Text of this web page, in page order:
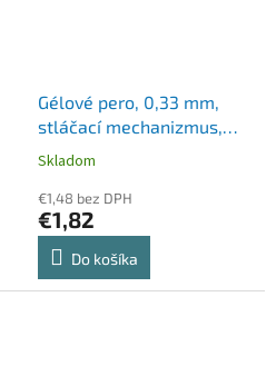
Gélové pero, 0,33 mm,
stláčací mechanizmus,
pruhované telo, ZEBRA
Skladom
€1,48 bez DPH
€1,82
Do košíka